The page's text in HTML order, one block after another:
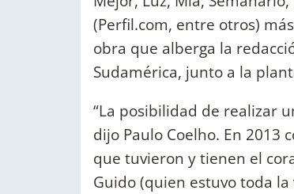
(Perfil.com, entre otros)
obra que alberga la
Sudamérica, junto a la
“La posibilidad de realizar
dijo Paulo Coelho. En 2013
que tuvieron y tienen el
Guido (quien estuvo toda